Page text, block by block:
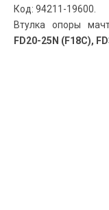
Код: 94211-19600.
Втулка опоры
FD20-25N (F18C),